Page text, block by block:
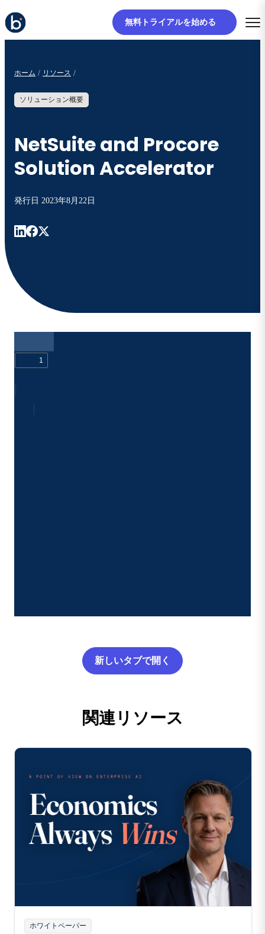
無料トライアルを始める
ホーム リソース
ソリューション概要
NetSuite and Procore
Solution Accelerator
発行日 2023年8月22日
新しいタブで開く
関連リソース
ホワイトペーパー